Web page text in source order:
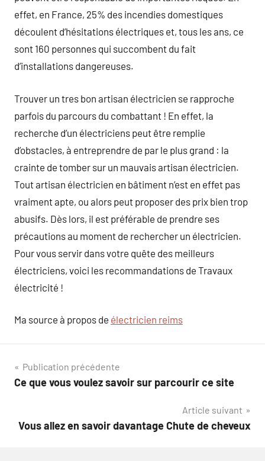
effet, en France, 25% des incendies domestiques
découlent d’hésitations électriques et, tous les ans, ce
sont 160 personnes qui succombent du fait
d’installations dangereuses.
Trouver un tres bon artisan électricien se rapproche
parfois du parcours du combattant ! En effet, la
recherche d’un électriciens peut être remplie
d’obstacles, à entreprendre de par le plus grand : la
crainte de tomber sur un mauvais artisan électricien.
Tout artisan électricien en bâtiment n’est en effet pas
vraiment apte, ou alors peut proposer des prix bien trop
abusifs. Dès lors, il est préférable de prendre ses
précautions au moment de rechercher un électricien.
Pour vous servir dans votre quête des meilleurs
électriciens, voici les recommandations de Travaux
électricité !
Ma source à propos de électricien reims
Navigation
de
Publication précédente
Ce que vous voulez savoir sur parcourir ce site
Article suivant
Vous allez en savoir davantage Chute de cheveux